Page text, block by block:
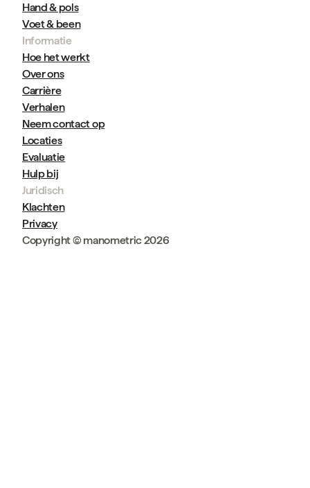
Hand & pols
Voet & been
Informatie
Hoe het werkt
Over ons
Carrière
Verhalen
Neem contact op
Locaties
Evaluatie
Hulp bij
Juridisch
Klachten
Privacy
Copyright © manometric 2026